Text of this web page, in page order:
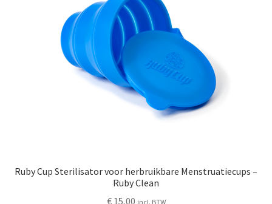
Ruby Cup Sterilisator voor herbruikbare Menstruatiecups –
Ruby Clean
€15,00 incl. BTW